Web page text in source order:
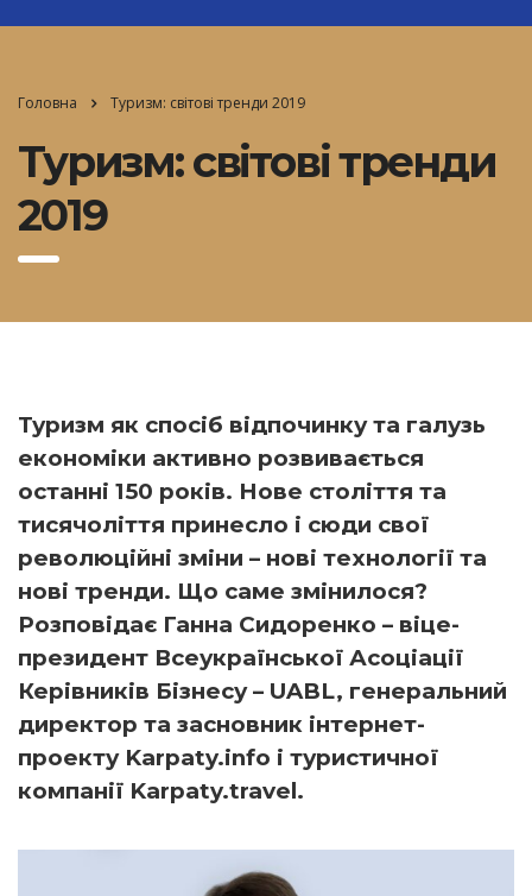
Головна Туризм: світові тренди 2019
Туризм: світові тренди
2019
Туризм як спосіб відпочинку та галузь
економіки активно розвивається
останні 150 років. Нове століття та
тисячоліття принесло і сюди свої
революційні зміни – нові технології та
нові тренди. Що саме змінилося?
Розповідає Ганна Сидоренко – віце-
президент Всеукраїнської Асоціації
Керівників Бізнесу – UABL, генеральний
директор та засновник інтернет-
проекту Karpaty.info і туристичної
компанії Karpaty.travel.